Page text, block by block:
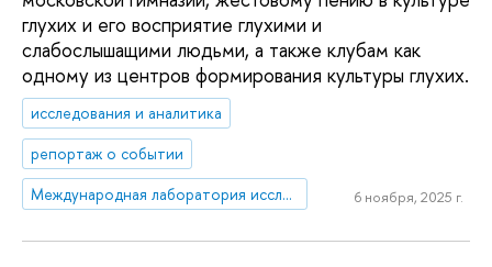
глухих и его восприятие глухими и
слабослышащими людьми, а также клубам как
одному из центров формирования культуры глухих.
исследования и аналитика
репортаж о событии
Международная лаборатория исследований социальной интеграции
6 ноября, 2025 г.